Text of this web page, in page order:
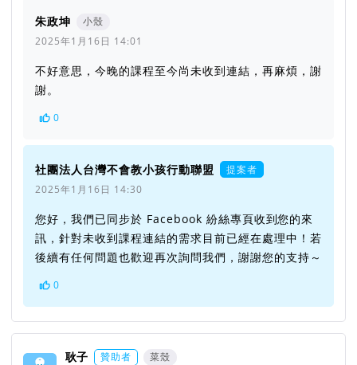
朱政坤
小殼
2025年1月16日 14:01
不好意思，今晚的課程至今尚未收到連結，再麻煩，謝
謝。
0
社團法人台灣不會教小孩行動聯盟
提案者
2025年1月16日 14:30
您好，我們已同步於 Facebook 紛絲專頁收到您的來
訊，針對未收到課程連結的需求目前已經在處理中！若
後續有任何問題也歡迎再次詢問我們，謝謝您的支持～
0
耿子 贊助者
菜殼